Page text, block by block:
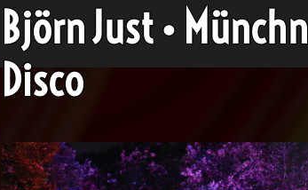
Björn Just •
Disco